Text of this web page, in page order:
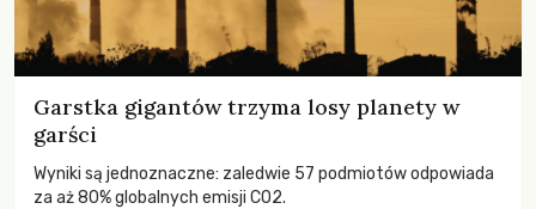
Garstka gigantów trzyma losy planety w
garści
Wyniki są jednoznaczne: zaledwie 57 podmiotów odpowiada
za aż 80% globalnych emisji CO2.